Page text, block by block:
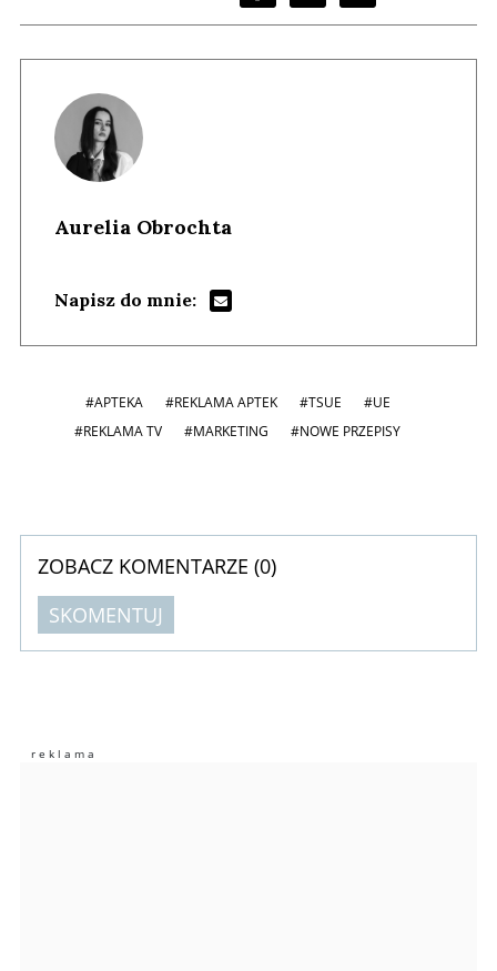
Aurelia Obrochta
Napisz do mnie:
#APTEKA #REKLAMA APTEK #TSUE
#UE
#REKLAMA TV
#MARKETING #NOWE PRZEPISY
ZOBACZ KOMENTARZE (0)
SKOMENTUJ
Imię (Wymagane)